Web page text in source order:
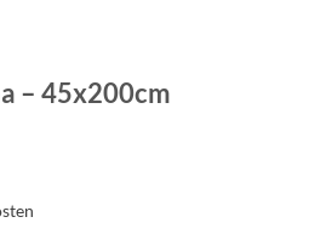
– 45x200cm